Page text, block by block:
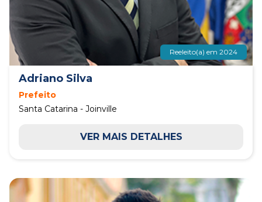
Reeleito(a) em 2024
Adriano Silva
Prefeito
Santa Catarina - Joinville
VER MAIS DETALHES